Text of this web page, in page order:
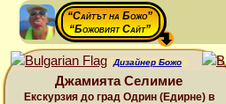
“Сайтът на Божо”
“Божовият Сайт”
Дизайнер Божо
Джамията Селимие
Екскурзия до град Одрин (Едирне) в